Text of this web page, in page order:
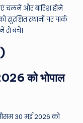
चलने और बारिश होने
स्थानों पर पार्क
से बचें।
को भोपाल
30 मई 2026 को